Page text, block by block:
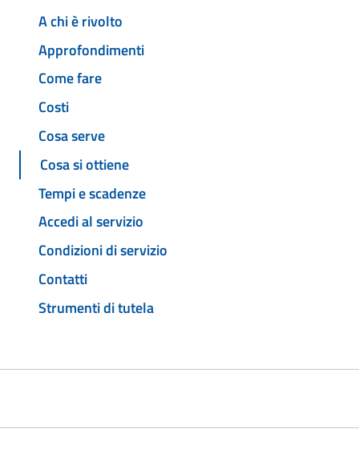
A chi è rivolto
Approfondimenti
Come fare
Costi
Cosa serve
Cosa si ottiene
Tempi e scadenze
Accedi al servizio
Condizioni di servizio
Contatti
Strumenti di tutela